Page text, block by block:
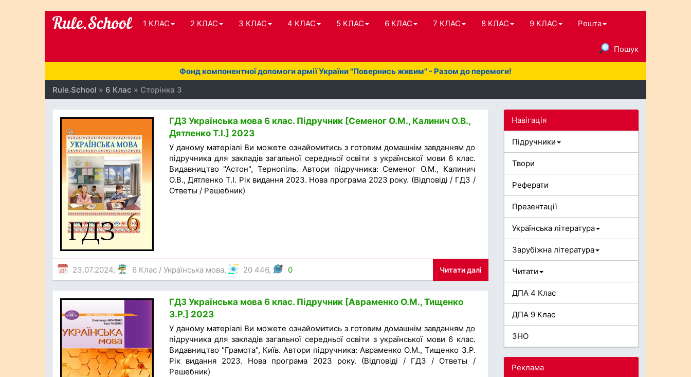
1 КЛАС 2 КЛАС 3 КЛАС 4 КЛАС 5 КЛАС 6 КЛАС 7 КЛАС 8 КЛАС 9 КЛАС Решта
Пошук
Фонд компонентної допомоги армії України "Повернись живим" - Разом до перемоги!
Rule.School » 6 Клас » Сторінка 3
ГДЗ Українська мова 6 клас. Підручник [Семеног О.М., Калинич О.В.,
Дятленко Т.І.] 2023
У даному матеріалі Ви можете ознайомитись з готовим домашнім завданням до
підручника для закладів загальної середньої освіти з української мови 6 клас.
Видавництво "Астон", Тернопіль. Автори підручника: Семеног О.М., Калинич
О.В., Дятленко Т.І. Рік видання 2023. Нова програма 2023 року. (Відповіді / ГДЗ /
Ответы / Решебник)
23.07.2024, 6 Клас / Українська мова, 20 446, 0 Читати далі
ГДЗ Українська мова 6 клас. Підручник [Авраменко О.М., Тищенко
З.Р.] 2023
У даному матеріалі Ви можете ознайомитись з готовим домашнім завданням до
підручника для закладів загальної середньої освіти з української мови 6 клас.
Видавництво "Грамота", Київ. Автори підручника: Авраменко О.М., Тищенко З.Р.
Рік видання 2023. Нова програма 2023 року. (Відповіді / ГДЗ / Ответы /
Решебник)
Навігація
Підручники
Твори
Реферати
Презентації
Українська література
Зарубіжна література
Читати
ДПА 4 Клас
ДПА 9 Клас
ЗНО
Реклама